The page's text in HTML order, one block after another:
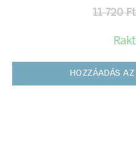
11 720Ft
HOZZÁADÁS